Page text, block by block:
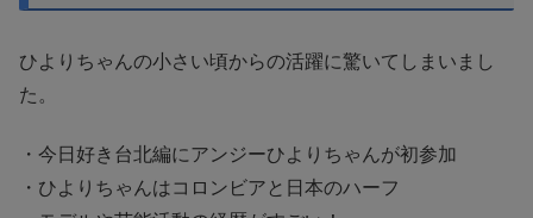
ひよりちゃんの小さい頃からの活躍に驚いてしまいまし
た。
・今日好き台北編にアンジーひよりちゃんが初参加
・ひよりちゃんはコロンビアと日本のハーフ